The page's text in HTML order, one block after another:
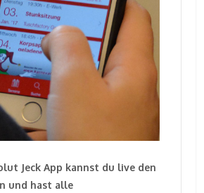
Jeck App kannst du live den
und hast alle